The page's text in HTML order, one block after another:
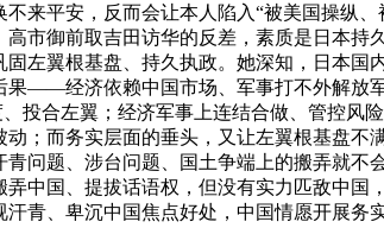
不来平安，反而会让本人陷入“被美国操
市御前取吉田访华的反差，素质是日本持
左翼根基盘、持久执政。她深知，日本
——经济依赖中国市场、军事打不外解放
投合左翼；经济军事上连结合做、管控
；而务实层面的垂头，又让左翼根基盘不
问题、涉台问题、国土争端上的搬弄就
中国、提拔话语权，但没有实力匹敌中
青、卑沉中国焦点好处，中国情愿开展务